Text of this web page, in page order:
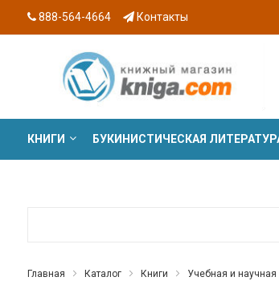
888-564-4664 Контакты
КНИГИ БУКИНИСТИЧЕСКАЯ
Главная Каталог Книги Учебная и научная